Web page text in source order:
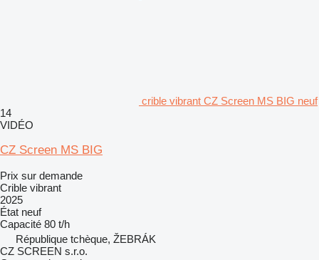
crible vibrant CZ Screen MS BIG neuf
14
VIDÉO
CZ Screen MS BIG
Prix sur demande
Crible vibrant
2025
État neuf
Capacité 80 t/h
République tchèque, ŽEBRÁK
CZ SCREEN s.r.o.